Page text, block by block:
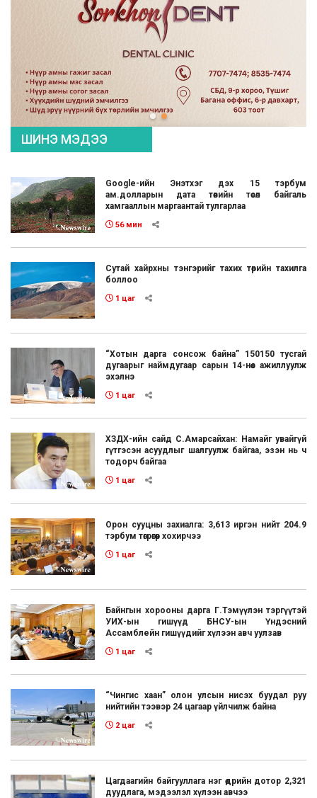
ШИНЭ МЭДЭЭ
Google-ийн Энэтхэг дэх 15 тэрбум
ам.долларын дата төвийн төсөл байгаль
хамгааллын маргаантай тулгарлаа
56 мин
Сутай хайрхны тэнгэрийг тахих төрийн тахилга
боллоо
1 цаг
“Хотын дарга сонсож байна” 150150 тусгай
дугаарыг наймдугаар сарын 14-нөөс ажиллуулж
эхэлнэ
1 цаг
ХЗДХ-ийн сайд С.Амарсайхан: Намайг увайгүй
гүтгэсэн асуудлыг шалгуулж байгаа, эзэн нь ч
тодорч байгаа
1 цаг
Орон сууцны захиалга: 3,613 иргэн нийт 204.9
тэрбум төгрөгөөр хохирчээ
1 цаг
Байнгын хорооны дарга Г.Тэмүүлэн тэргүүтэй
УИХ-ын гишүүд БНСУ-ын Үндэсний
Ассамблейн гишүүдийг хүлээн авч уулзав
1 цаг
“Чингис хаан” олон улсын нисэх буудал руу
нийтийн тээвэр 24 цагаар үйлчилж байна
2 цаг
Цагдаагийн байгууллага нэг өдрийн дотор 2,321
дуудлага, мэдээлэл хүлээн авчээ